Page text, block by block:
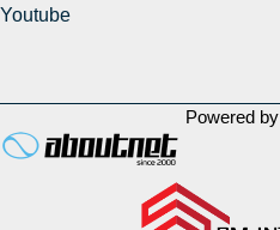
Youtube
Powered by